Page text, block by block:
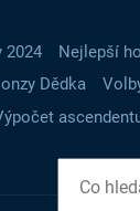
2024 Nejlepší
Dědka